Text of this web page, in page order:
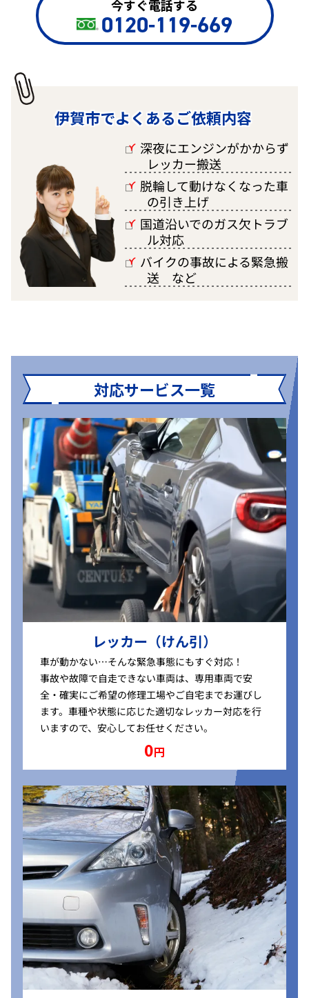
今すぐ電話する
0120-119-669
伊賀市でよくあるご依頼内容
□
深夜にエンジンがかからず
レッカー搬送
□
脱輪して動けなくなった車
の引き上げ
□
国道沿いでのガス欠トラブ
ル対応
□
バイクの事故による緊急搬
送 など
対応サービス一覧
レッカー（けん引）
車が動かない…そんな緊急事態にもすぐ対応！
事故や故障で自走できない車両は、専用車両で安
全・確実にご希望の修理工場やご自宅までお運びし
ます。車種や状態に応じた適切なレッカー対応を行
いますので、安心してお任せください。
0円